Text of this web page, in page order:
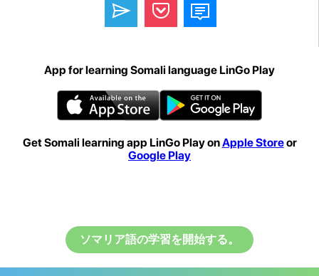
App for learning Somali language LinGo Play
Get Somali learning app LinGo Play onApple Storeor
Google Play
ソマリア語の学習を開始する。